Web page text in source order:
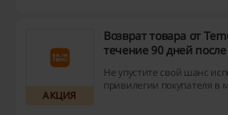
АКЦИЯ
Возврат товара от
течение 90 дней
Не упустите свой шанс
привилегии покупателя в